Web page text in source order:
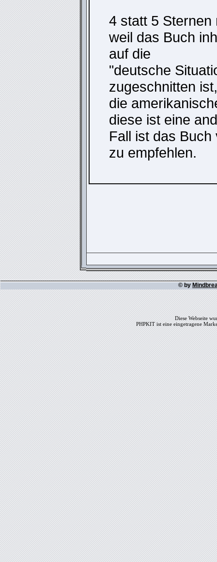
4 statt 5 Sternen
weil das Buch
auf die
"deutsche
zugeschnitten
die
diese ist eine
Fall ist das Buch
zu empfehlen.
© by
Diese Webseite
PHPKIT ist eine eingetragene